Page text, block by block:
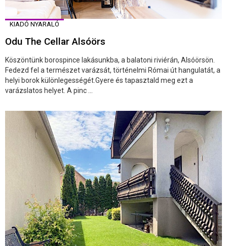
KIADÓ NYARALÓ
Odu The Cellar Alsóörs
Köszöntünk borospince lakásunkba, a balatoni riviérán, Alsóörsön.
Fedezd fel a természet varázsát, történelmi Római út hangulatát, a
helyi borok különlegességét.Gyere és tapasztald meg ezt a
varázslatos helyet. A pinc ...